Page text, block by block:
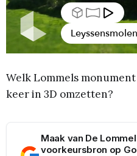
Welk Lommels
keer in 3D omzetten?
Maak van De
voorkeursbron op